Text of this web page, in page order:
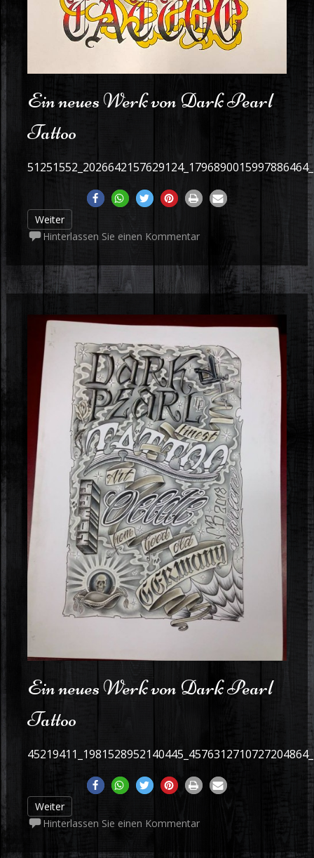
Ein neues Werk von Dark Pearl
Tattoo
Weiter
Hinterlassen Sie einen Kommentar
Ein neues Werk von Dark Pearl
Tattoo
Weiter
Hinterlassen Sie einen Kommentar